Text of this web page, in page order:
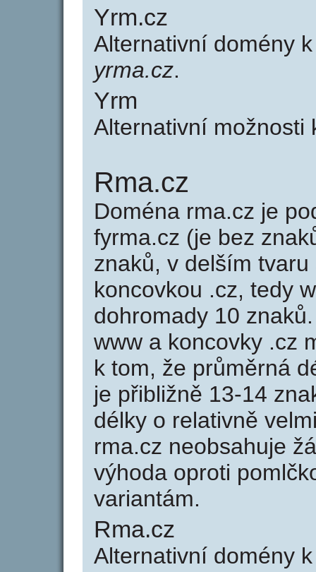
Yrm.cz
Alternativní domény
yrma.cz.
Yrm
Alternativní
Rma.cz
Doména rma.cz je
fyrma.cz (je bez
znaků, v delším
koncovkou .cz, tedy
dohromady 10
www a koncovky .cz
k tom, že průměrná
je přibližně 13-14
délky o relativně
rma.cz neobsahuje
výhoda oproti
variantám.
Rma.cz
Alternativní domény